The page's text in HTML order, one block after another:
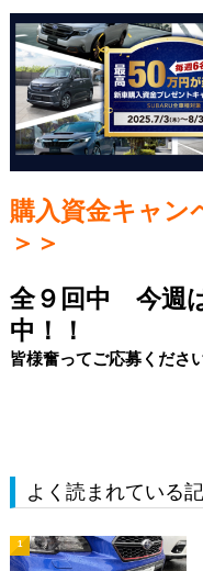
購入資金キャン
＞＞
全９回中 今週
中！！
皆様奮ってご応募くださ
よく読まれている
1